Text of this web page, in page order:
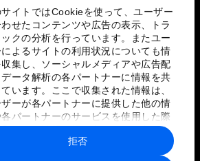
サイトではCookieを使って、ユーザー
せたコンテンツや広告の表示、トラ
クの分析を行っています。またユー
よるサイトの利用状況についても情
集し、ソーシャルメディアや広告配
ータ解析の各パートナーに情報を共
います。ここで収集された情報は、
ーが各パートナーに提供した他の情
パートナーのサービスを使用した際
集された情報と組み合わされ、各パー
によって使用されることがありま
拒否
シーポリシーと利用規約